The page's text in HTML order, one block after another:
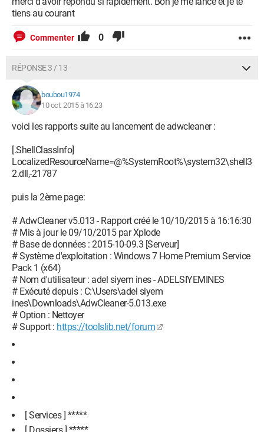
tiens au courant
Commenter 0
RÉPONSE 3 / 13
boubou1974
10 oct. 2015 à 16:23
voici les rapports suite au lancement de adwcleaner :
[.ShellClassInfo]
LocalizedResourceName=@%SystemRoot%\system32\shell3
2.dll,-21787
puis la 2ème page:
# AdwCleaner v5.013 - Rapport créé le 10/10/2015 à 16:16:30
# Mis à jour le 09/10/2015 par Xplode
# Base de données : 2015-10-09.3 [Serveur]
# Système d'exploitation : Windows 7 Home Premium Service
Pack 1 (x64)
# Nom d'utilisateur : adel siyem ines - ADELSIYEMINES
# Exécuté depuis : C:\Users\adel siyem
ines\Downloads\AdwCleaner-5.013.exe
# Option : Nettoyer
# Support : https://toolslib.net/forum
[ Services ] *****